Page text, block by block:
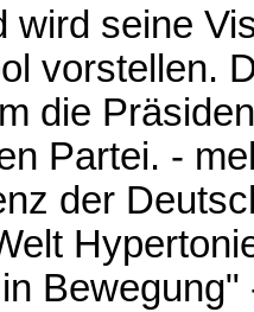
wird seine
vorstellen.
die
Partei. -
der